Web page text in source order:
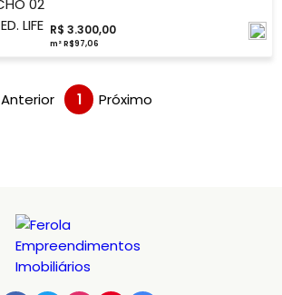
R$ 3.300,00
m² R$97,06
Anterior 1 Próximo